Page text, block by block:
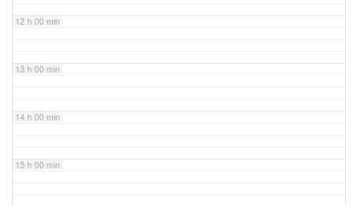
12 h 00 min
13 h 00 min
14 h 00 min
15 h 00 min